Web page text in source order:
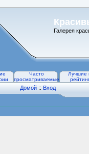
Галерея
Часто
просматриваемые
Лучшие
Домой :: Вход